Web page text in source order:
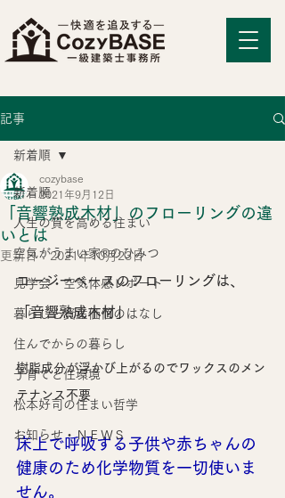
記事
新着順
人生の質を高める住まい
空気がうまい家®のひみつ
見学会・空気体感レポート
暮らしと資産価値のはなし
住んでからの暮らし
子育てと住環境
松本好司の住まい哲学
お知らせ・ＮＥＷＳ
新着順
「音響熟成木材」のフローリングの違
いとは
cozybase
2021年9月12日
更新日：2021年10月23日
コージーベースのフローリングは、
「音響熟成木材」
樹脂成分が浮かび上がるのでワックスのメン
テナンス不要
床上で呼吸する子供や赤ちゃんの
健康のため化学物質を一切使いま
せん。